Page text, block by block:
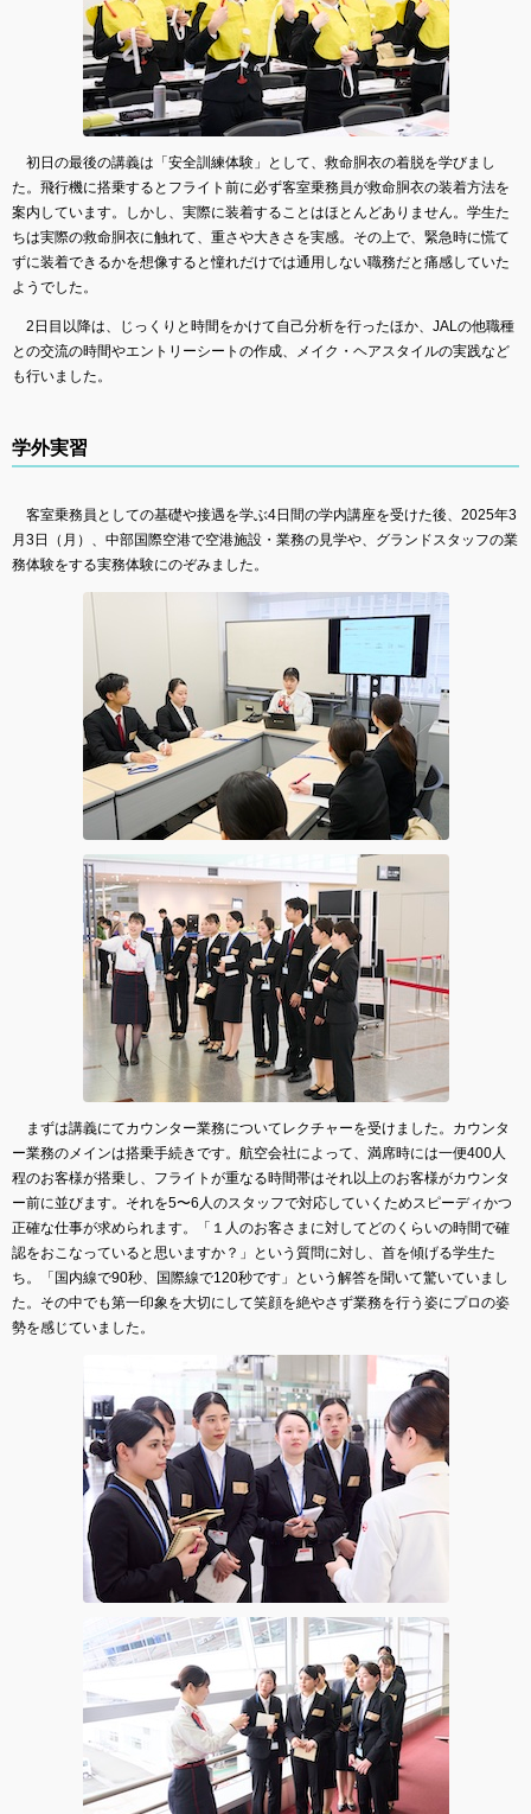
初日の最後の講義は「安全訓練体験」として、救命胴衣の着脱を学びまし
た。飛行機に搭乗するとフライト前に必ず客室乗務員が救命胴衣の装着方法を
案内しています。しかし、実際に装着することはほとんどありません。学生た
ちは実際の救命胴衣に触れて、重さや大きさを実感。その上で、緊急時に慌て
ずに装着できるかを想像すると憧れだけでは通用しない職務だと痛感していた
ようでした。
2日目以降は、じっくりと時間をかけて自己分析を行ったほか、JALの他職種
との交流の時間やエントリーシートの作成、メイク・ヘアスタイルの実践など
も行いました。
学外実習
客室乗務員としての基礎や接遇を学ぶ4日間の学内講座を受けた後、2025年3
月3日（月）、中部国際空港で空港施設・業務の見学や、グランドスタッフの業
務体験をする実務体験にのぞみました。
まずは講義にてカウンター業務についてレクチャーを受けました。カウンタ
ー業務のメインは搭乗手続きです。航空会社によって、満席時には一便400人
程のお客様が搭乗し、フライトが重なる時間帯はそれ以上のお客様がカウンタ
ー前に並びます。それを5〜6人のスタッフで対応していくためスピーディかつ
正確な仕事が求められます。「１人のお客さまに対してどのくらいの時間で確
認をおこなっていると思いますか？」という質問に対し、首を傾げる学生た
ち。「国内線で90秒、国際線で120秒です」という解答を聞いて驚いていまし
た。その中でも第一印象を大切にして笑顔を絶やさず業務を行う姿にプロの姿
勢を感じていました。